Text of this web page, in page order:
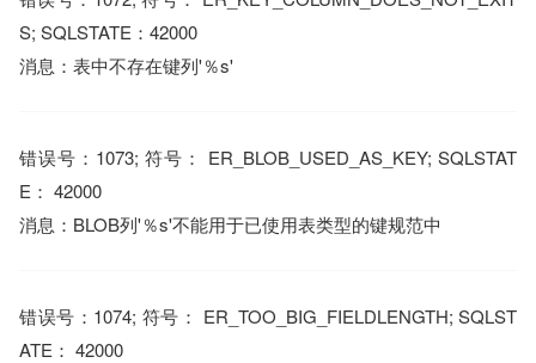
S; SQLSTATE：42000
消息：表中不存在键列'％s'
错误号：1073; 符号： ER_BLOB_USED_AS_KEY; SQLSTAT
E： 42000
消息：BLOB列'％s'不能用于已使用表类型的键规范中
错误号：1074; 符号： ER_TOO_BIG_FIELDLENGTH; SQLST
ATE： 42000